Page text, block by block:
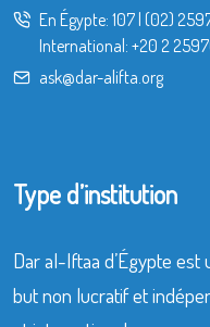
En Égypte: 107| (02)
International: +20 2
ask@dar-alifta.org
Type d’institution
Dar al-Iftaa d’Égypte
but non lucratif et